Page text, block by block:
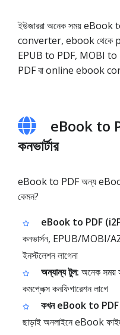
ইউজাররা অনেক সময়
converter, ebook
EPUB to PDF, MOBI to
PDF বা online ebook
eBook to
কনভার্টার
eBook to PDF অন্য eBook
কেমন?
eBook to PDF
কনভার্সন, EPUB/MOBI/
ইনস্টলেশন লাগেনা
অন্যান্য টুল: অনেক সময়
কমপ্লেক্স কনফিগারেশন লাগে
কখন eBook to PDF
ছাড়াই অনলাইনে eBook